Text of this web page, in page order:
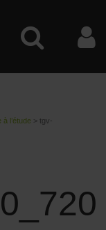
l’étude > tgv-